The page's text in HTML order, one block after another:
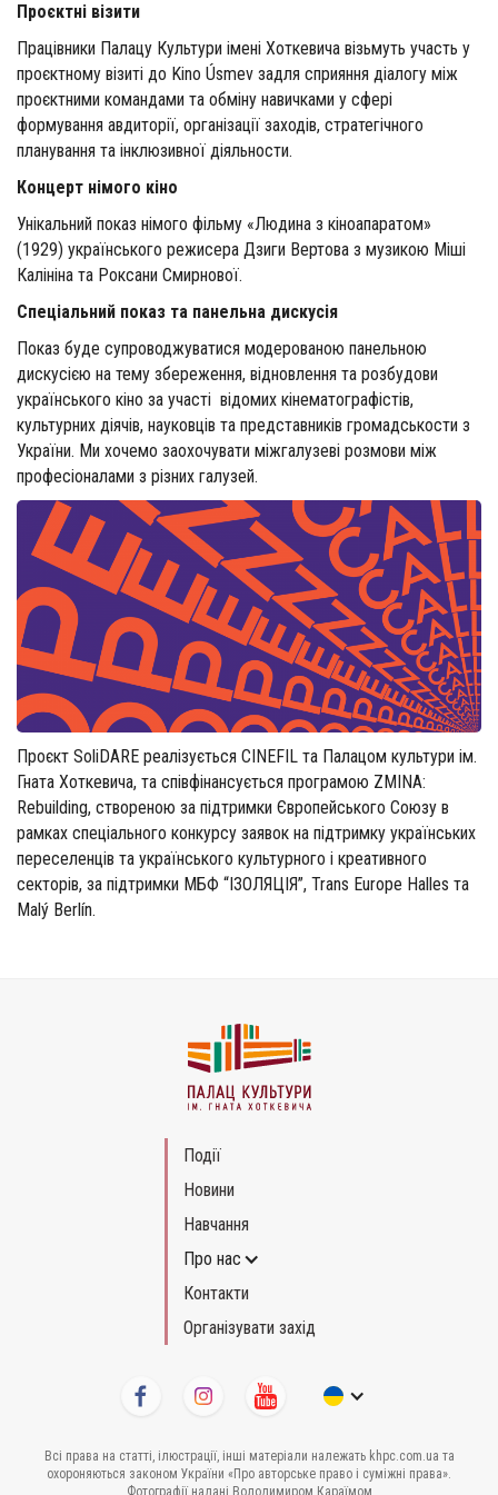
Проєктні візити
Працівники Палацу Культури імені Хоткевича візьмуть участь у
проєктному візиті до Kino Úsmev задля сприяння діалогу між
проєктними командами та обміну навичками у сфері
формування авдиторії, організації заходів, стратегічного
планування та інклюзивної діяльности.
Концерт німого кіно
Унікальний показ німого фільму «Людина з кіноапаратом»
(1929) українського режисера Дзиги Вертова з музикою Міші
Калініна та Роксани Смирнової.
Спеціальний показ та панельна дискусія
Показ буде супроводжуватися модерованою панельною
дискусією на тему збереження, відновлення та розбудови
українського кіно за участі відомих кінематографістів,
культурних діячів, науковців та представників громадськости з
України. Ми хочемо заохочувати міжгалузеві розмови між
професіоналами з різних галузей.
Проєкт SoliDARE реалізується CINEFIL та Палацом культури ім.
Гната Хоткевича, та співфінансується програмою ZMINA:
Rebuilding, створеною за підтримки Європейського Союзу в
рамках спеціального конкурсу заявок на підтримку українських
переселенців та українського культурного і креативного
секторів, за підтримки МБФ “ІЗОЛЯЦІЯ”, Trans Europe Halles та
Malý Berlín.
Події
Новини
Навчання
Про нас
Контакти
Організувати захід
Всі права на статті, ілюстрації, інші матеріали належать khpc.com.ua та
охороняються законом України «Про авторське право і суміжні права».
Фотографії надані Володимиром Караїмом